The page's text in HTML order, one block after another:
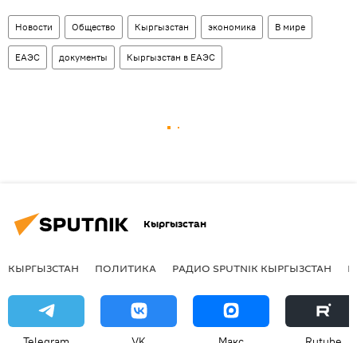
Новости Общество Кыргызстан экономика В мире
ЕАЭС документы Кыргызстан в ЕАЭС
Кыргызстан
КЫРГЫЗСТАН ПОЛИТИКА РАДИО SPUTNIK КЫРГЫЗСТАН